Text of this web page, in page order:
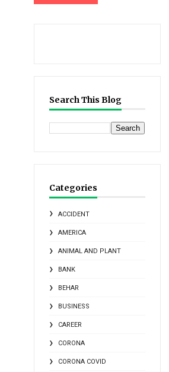
Search This Blog
Categories
ACCIDENT
AMERICA
ANIMAL AND PLANT
BANK
BEHAR
BUSINESS
CAREER
CORONA
CORONA COVID